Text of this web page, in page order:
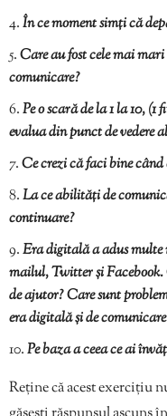
În ce moment simți că
Care au fost cele mai
comunicare?
Pe o scară de la 1 la 10,
evalua din punct de vedere
Ce crezi că faci bine
La ce abilități de
continuare?
Era digitală a adus
mailul, Twitter și Facebook.
de ajutor? Care sunt
era digitală și de
Pe baza a ceea ce ai
Reține că acest exercițiu